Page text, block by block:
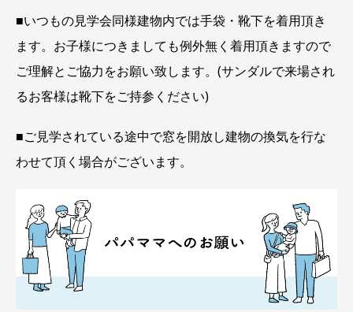
■いつもの見学会同様建物内では手袋・靴下を着用頂き
ます。お子様につきましても例外無く着用頂きますので
ご理解とご協力をお願い致します。(サンダルで来場され
るお客様は靴下をご持参ください)
■ご見学されている途中で窓を開放し建物の換気を行な
わせて頂く場合がございます。